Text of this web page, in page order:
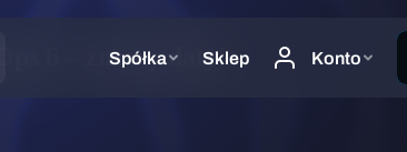
6 – znamy daty!